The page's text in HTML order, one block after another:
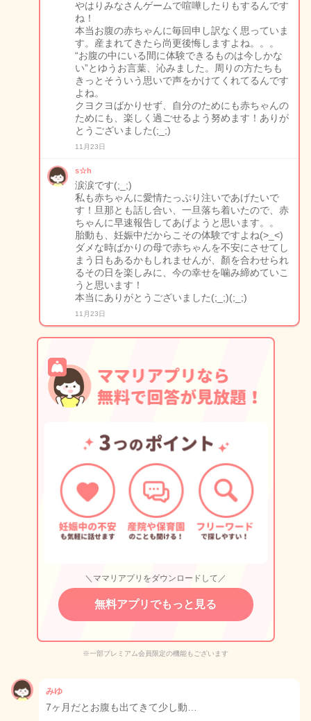
やはりみなさんゲームで喧嘩したりもするんです
ね！
本当お腹の赤ちゃんに毎回申し訳なく思っていま
す。産まれてきたら尚更後悔しますよね。。。
“お腹の中にいる間に体験できるものは今しかな
い”とゆうお言葉、沁みました。周りの方たちも
きっとそういう思いで声をかけてくれてるんです
よね。
クヨクヨばかりせず、自分のためにも赤ちゃんの
ためにも、楽しく過ごせるよう努めます！ありが
とうございました(;_;)
11月23日
s☆h
涙涙です(;_;)
私も赤ちゃんに愛情たっぷり注いであげたいで
す！旦那とも話し合い、一旦落ち着いたので、赤
ちゃんに早速報告してあげようと思います。。
胎動も、妊娠中だからこその体験ですよね(>_<)
ダメな時ばかりの母で赤ちゃんを不安にさせてし
まう日もあるかもしれませんが、顏を合わせられ
るその日を楽しみに、今の幸せを噛み締めていこ
うと思います！
本当にありがとうございました(;_;)(;_;)
11月23日
＼ママリアプリをダウンロードして／
無料アプリでもっと見る
※一部プレミアム会員限定の機能もございます
みゆ
7ヶ月だとお腹も出てきて少し動…